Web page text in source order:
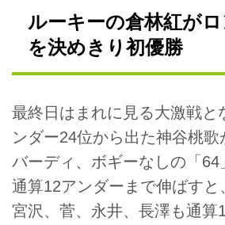
ルーキーの倉林紅が
を決めきり初優勝
最終日はまれに見る大激戦と
ンダー24位から出た神谷桃
バーディ、ボギーなしの「64
通算12アンダーまで伸ばすと
宮沢、菅、永井、長澤も通算